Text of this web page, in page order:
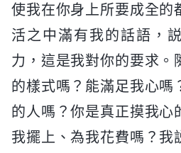
使我在你身上所要成全的
活之中滿有我的話語，
力，這是我對你的要求。
的樣式嗎？能滿足我心嗎
的人嗎？你是真正摸我心
我擺上、為我花費嗎？我